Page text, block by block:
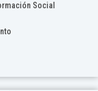
Social